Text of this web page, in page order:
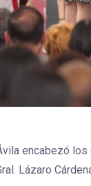
encabezó
Lázaro